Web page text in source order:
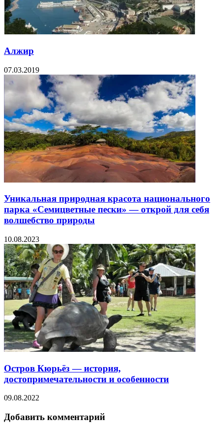
Алжир
07.03.2019
Уникальная природная красота национального
парка «Семицветные пески» — открой для себя
волшебство природы
10.08.2023
Остров Кюрьёз — история,
достопримечательности и особенности
09.08.2022
Добавить комментарий